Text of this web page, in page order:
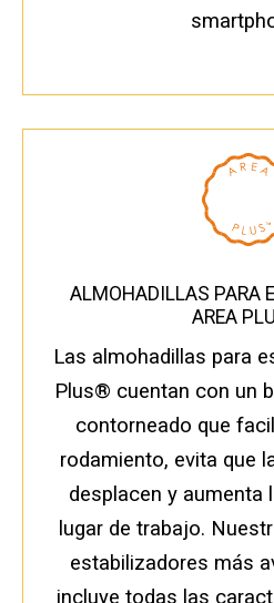
ALMOHADILLAS PARA
AREA
Las almohadillas para
Plus® cuentan con un
contorneado que
rodamiento, evita que
desplacen y aumenta
lugar de trabajo.
estabilizadores más
incluye todas las